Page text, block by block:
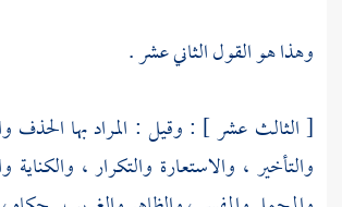
وهذا هو القول الثاني عشر .
[ الثالث عشر ] : وقيل : المراد بها الحذف
والتأخير ، والاستعارة والتكرار ، والكناية